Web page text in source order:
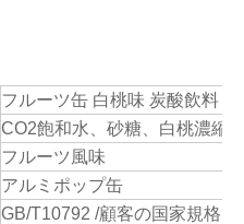
フルーツ缶 白桃味 炭酸飲料
CO2飽和水、砂糖、白桃濃縮
フルーツ風味
アルミポップ缶
GB/T10792 /顧客の国家規格